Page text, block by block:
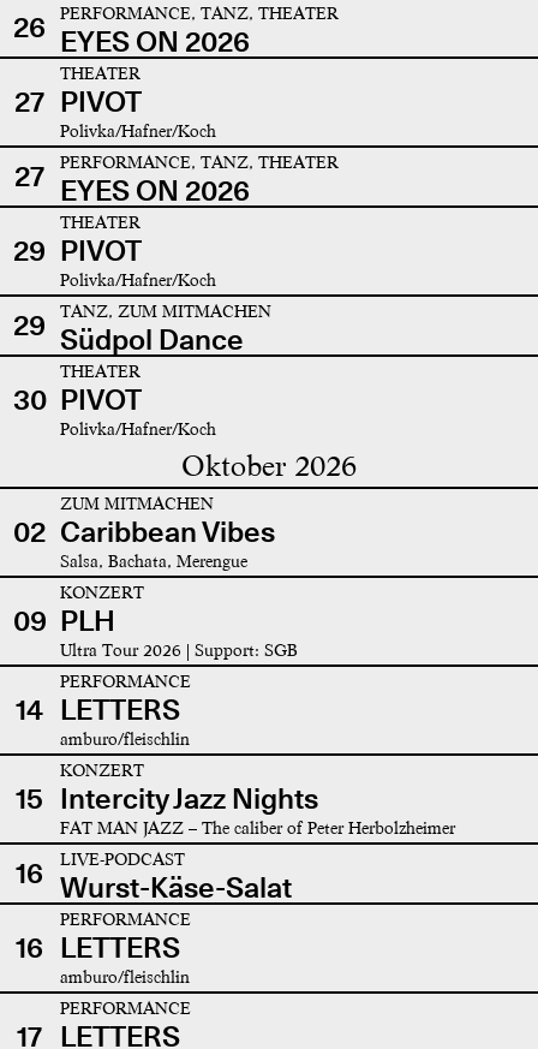
26
PERFORMANCE, TANZ, THEATER
EYES ON 2026
27
THEATER
PIVOT
Polivka/Hafner/Koch
27 PERFORMANCE, TANZ, THEATER
EYES ON 2026
29
THEATER
PIVOT
Polivka/Hafner/Koch
29 TANZ, ZUM MITMACHEN
Südpol Dance
30
THEATER
PIVOT
Polivka/Hafner/Koch
Oktober 2026
02
ZUM MITMACHEN
Caribbean Vibes
Salsa, Bachata, Merengue
09
KONZERT
PLH
Ultra Tour 2026 | Support: SGB
14
PERFORMANCE
LETTERS
amburo/fleischlin
15
KONZERT
Intercity Jazz Nights
FAT MAN JAZZ – The caliber of Peter Herbolzheimer
16 LIVE-PODCAST
Wurst-Käse-Salat
16
PERFORMANCE
LETTERS
amburo/fleischlin
17
PERFORMANCE
LETTERS